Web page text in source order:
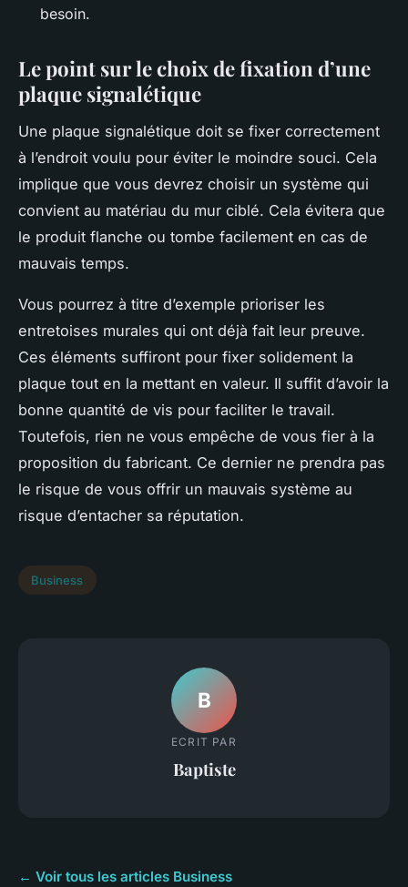
besoin.
Le point sur le choix de fixation d’une
plaque signalétique
Une plaque signalétique doit se fixer correctement
à l’endroit voulu pour éviter le moindre souci. Cela
implique que vous devrez choisir un système qui
convient au matériau du mur ciblé. Cela évitera que
le produit flanche ou tombe facilement en cas de
mauvais temps.
Vous pourrez à titre d’exemple prioriser les
entretoises murales qui ont déjà fait leur preuve.
Ces éléments suffiront pour fixer solidement la
plaque tout en la mettant en valeur. Il suffit d’avoir la
bonne quantité de vis pour faciliter le travail.
Toutefois, rien ne vous empêche de vous fier à la
proposition du fabricant. Ce dernier ne prendra pas
le risque de vous offrir un mauvais système au
risque d’entacher sa réputation.
Business
B
ECRIT PAR
Baptiste
← Voir tous les articles Business